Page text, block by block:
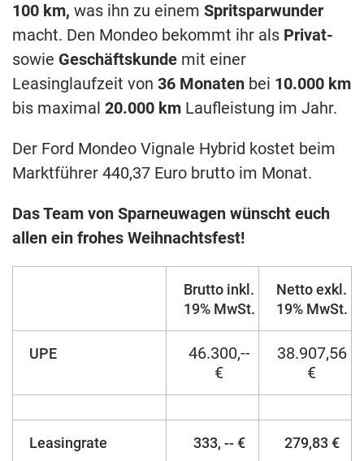
100 km, was ihn zu einem Spritsparwunder
macht. Den Mondeo bekommt ihr als Privat-
sowie Geschäftskunde mit einer
Leasinglaufzeit von 36 Monaten bei 10.000 km
bis maximal 20.000 km Laufleistung im Jahr.
Der Ford Mondeo Vignale Hybrid kostet beim
Marktführer 440,37 Euro brutto im Monat.
Das Team von Sparneuwagen wünscht euch
allen ein frohes Weihnachtsfest!
Brutto inkl.
19% MwSt.
Netto exkl.
19% MwSt.
UPE
46.300,--
€
38.907,56
€
Leasingrate 333, -- € 279,83 €